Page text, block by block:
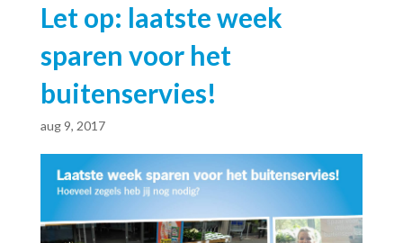
Let op: laatste week
sparen voor het
buitenservies!
aug 9, 2017